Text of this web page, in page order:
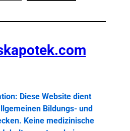
Diese Website dient
Bildungs- und
Keine medizinische